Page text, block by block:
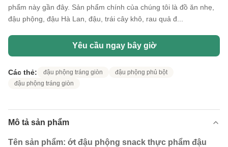
phẩm này gần đây. Sản phẩm chính của chúng tôi là đồ ăn nhẹ,
đậu phộng, đậu Hà Lan, đậu, trái cây khô, rau quả đ...
Yêu cầu ngay bây giờ
Các thẻ: đậu phộng tráng giòn
đậu phộng phủ bột
đậu phộng tráng giòn
Mô tả sản phẩm
Tên sản phẩm: ớt đậu phộng snack thực phẩm đậu